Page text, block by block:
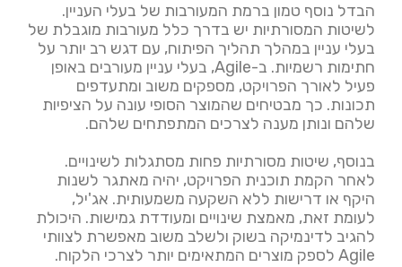
הבדל נוסף טמון ברמת המעורבות של בעלי העניין.
לשיטות המסורתיות יש בדרך כלל מעורבות מוגבלת של
בעלי עניין במהלך תהליך הפיתוח, עם דגש רב יותר על
חתימות רשמיות. ב-Agile, בעלי עניין מעורבים באופן
פעיל לאורך הפרויקט, מספקים משוב ומתעדפים
תכונות. כך מבטיחים שהמוצר הסופי עונה על הציפיות
שלהם ונותן מענה לצרכים המתפתחים שלהם.
בנוסף, שיטות מסורתיות פחות מסתגלות לשינויים.
לאחר הקמת תוכנית הפרויקט, יהיה מאתגר לשנות
היקף או דרישות ללא השקעה משמעותית. אג'יל,
לעומת זאת, מאמצת שינויים ומעודדת גמישות. היכולת
להגיב לדינמיקה בשוק ולשלב משוב מאפשרת לצוותי
Agile לספק מוצרים המתאימים יותר לצרכי הלקוח.